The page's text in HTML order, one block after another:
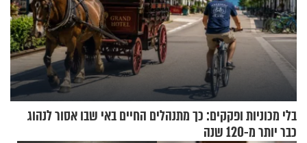
בלי מכוניות ופקקים: כך מתנהלים החיים באי שבו אסור לנהוג
כבר יותר מ-120 שנה